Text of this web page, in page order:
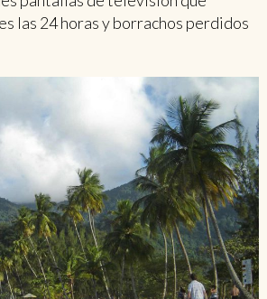
las 24 horas y borrachos perdidos